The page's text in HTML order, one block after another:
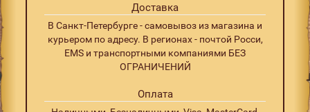
Доставка
В Санкт-Петербурге - самовывоз из магазина и
курьером по адресу. В регионах - почтой Росси,
EMS и транспортными компаниями БЕЗ
ОГРАНИЧЕНИЙ
Оплата